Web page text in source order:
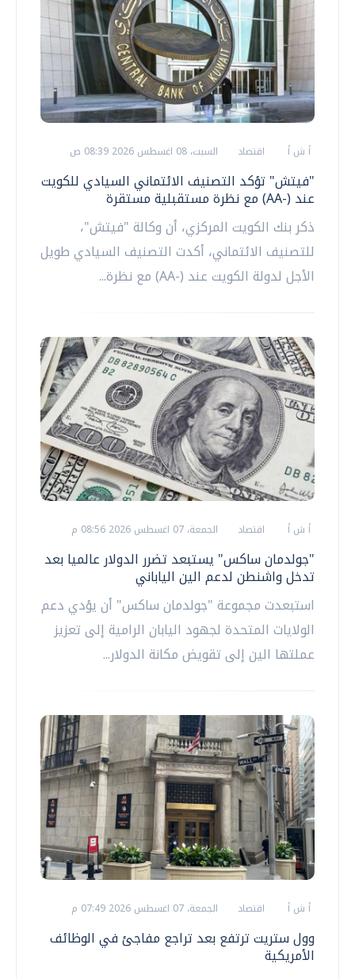
أ ش أ اقتصاد السبت، 08 اغسطس 2026 08:39 ص
"فيتش" تؤكد التصنيف الائتماني السيادي للكويت
عند (-AA) مع نظرة مستقبلية مستقرة
ذكر بنك الكويت المركزي، أن وكالة "فيتش"،
للتصنيف الائتماني، أكدت التصنيف السيادي طويل
الأجل لدولة الكويت عند (-AA) مع نظرة...
أ ش أ اقتصاد الجمعة، 07 اغسطس 2026 08:56 م
"جولدمان ساكس" يستبعد تضرر الدولار عالميا بعد
تدخل واشنطن لدعم الين الياباني
استبعدت مجموعة "جولدمان ساكس" أن يؤدي دعم
الولايات المتحدة لجهود اليابان الرامية إلى تعزيز
عملتها الين إلى تقويض مكانة الدولار...
أ ش أ اقتصاد الجمعة، 07 اغسطس 2026 07:49 م
وول ستريت ترتفع بعد تراجع مفاجئ في الوظائف
الأمريكية